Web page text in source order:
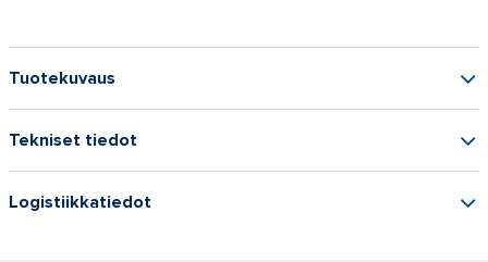
Tuotekuvaus
Tekniset tiedot
Logistiikkatiedot